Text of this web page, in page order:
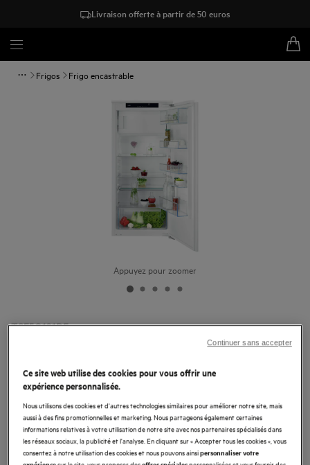
Livraison offerte à partir de 50 euros
Frigos Frigo encastrable
Appuyez pour zoomer
TSF5O121DF
Frigo encastrable 122.5 cm
4.2 (6)
Fiche Produit UE
Avantages produit
Le réfrigérateur OptiSpace offre des solutions de rangement spacieuses.
Le réfrigérateur au rangement optimal. OptiSpace.
Le compartiment 4 étoiles congèle jusqu'à -18 ºC. Même dans le
Ce site web utilise des cookies pour vous offrir une
expérience personnalisée.
Nous utilisons des cookies et d'autres technologies similaires pour améliorer notre site, mais
aussi à des fins promotionnelles et marketing. Nous partageons également certaines
informations relatives à votre utilisation de notre site avec nos partenaires spécialisés dans
les réseaux sociaux, la publicité et l'analyse. En cliquant sur « Accepter tous les cookies », vous
consentez à notre utilisation des cookies et nous pouvons ainsipersonnaliser votre
Continuer sans accepter